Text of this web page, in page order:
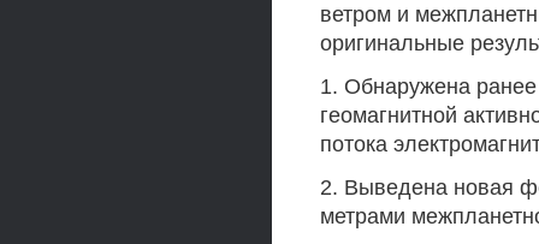
ветром и
оригинальные
1. Обнаружена ранее
геомагнитной
потока
2. Выведена новая
метрами